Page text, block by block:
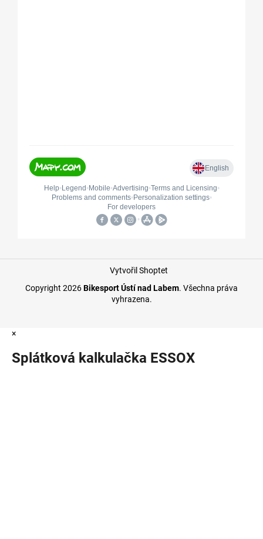
Vytvořil Shoptet
Copyright 2026Bikesport Ústí nad Labem. Všechna práva
vyhrazena.
×
Splátková kalkulačka ESSOX